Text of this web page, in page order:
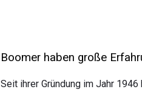
Boomer haben große
Seit ihrer Gründung im Jahr